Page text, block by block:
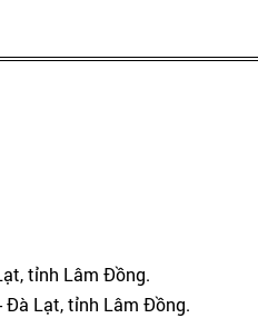
tỉnh Lâm Đồng.
Đà Lạt, tỉnh Lâm Đồng.